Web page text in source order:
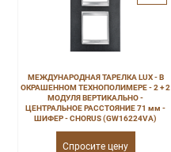
МЕЖДУНАРОДНАЯ ТАРЕЛКА LUX - В
ОКРАШЕННОМ ТЕХНОПОЛИМЕРЕ - 2 + 2
МОДУЛЯ ВЕРТИКАЛЬНО -
ЦЕНТРАЛЬНОЕ РАССТОЯНИЕ 71 мм -
ШИФЕР - CHORUS (GW16224VA)
Спросите цену